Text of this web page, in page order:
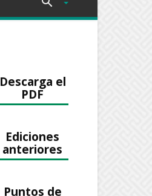
Descarga el
PDF
Ediciones
anteriores
Puntos de